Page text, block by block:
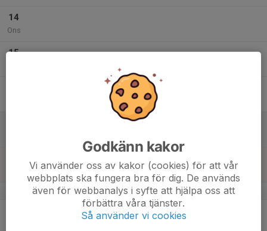
14
Ons
15
v.43
Godkänn kakor
Vi använder oss av kakor (cookies) för att vår
webbplats ska fungera bra för dig. De används
även för webbanalys i syfte att hjälpa oss att
förbättra våra tjänster.
Så använder vi cookies